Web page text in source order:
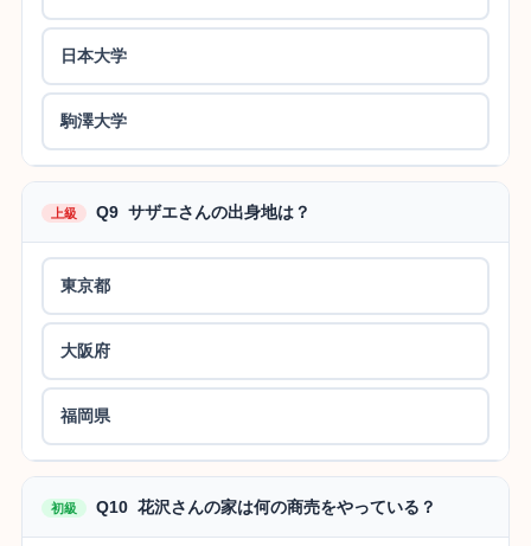
日本大学
駒澤大学
上級 Q9 サザエさんの出身地は？
東京都
大阪府
福岡県
初級 Q10 花沢さんの家は何の商売をやっている？